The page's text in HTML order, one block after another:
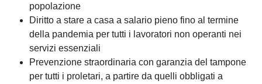
popolazione
Diritto a stare a casa a salario pieno fino al termine
della pandemia per tutti i lavoratori non operanti nei
servizi essenziali
Prevenzione straordinaria con garanzia del tampone
per tutti i proletari, a partire da quelli obbligati a